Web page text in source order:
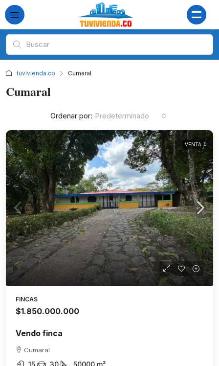
tuvivienda.co Cumaral
Cumaral
Ordenar por: Predeterminado
VENTA
FINCAS
$1.850.000.000
Vendo finca
Cumaral
15 30 50000 m²